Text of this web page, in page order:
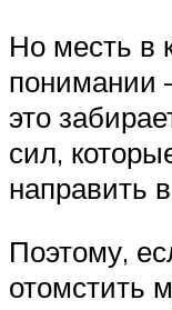
Но месть в
понимании
это
сил,
направить
Поэтому,
отомстить